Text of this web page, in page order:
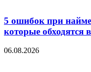
5 ошибок при
которые обходятся
06.08.2026